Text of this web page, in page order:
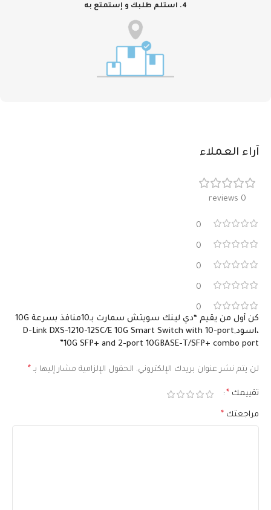
4. استلم طلبك و إستمتع به
آراء العملاء
0 reviews
0
0
0
0
0
كن أول من يقيم “دي لينك سويتش سمارت بـ10منافذ بسرعة 10G
،اسود,D-Link DXS-1210-12SC/E 10G Smart Switch with 10-port
10G SFP+ and 2-port 10GBASE-T/SFP+ combo port”
لن يتم نشر عنوان بريدك الإلكتروني. الحقول الإلزامية مشار إليها بـ *
تقييمك *
مراجعتك *